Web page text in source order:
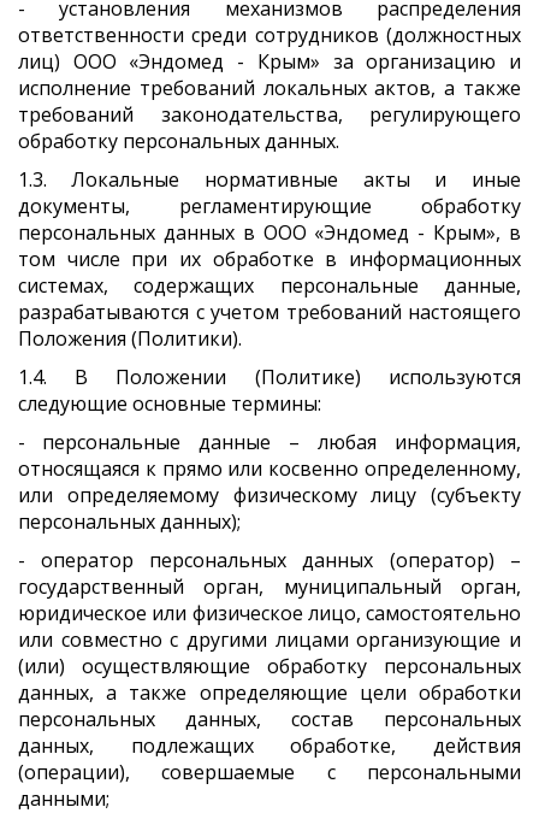
- установления механизмов распределения
ответственности среди сотрудников (должностных
лиц) ООО «Эндомед - Крым» за организацию и
исполнение требований локальных актов, а также
требований законодательства, регулирующего
обработку персональных данных.
1.3. Локальные нормативные акты и иные
документы, регламентирующие обработку
персональных данных в ООО «Эндомед - Крым», в
том числе при их обработке в информационных
системах, содержащих персональные данные,
разрабатываются с учетом требований настоящего
Положения (Политики).
1.4. В Положении (Политике) используются
следующие основные термины:
- персональные данные – любая информация,
относящаяся к прямо или косвенно определенному,
или определяемому физическому лицу (субъекту
персональных данных);
- оператор персональных данных (оператор) –
государственный орган, муниципальный орган,
юридическое или физическое лицо, самостоятельно
или совместно с другими лицами организующие и
(или) осуществляющие обработку персональных
данных, а также определяющие цели обработки
персональных данных, состав персональных
данных, подлежащих обработке, действия
(операции), совершаемые с персональными
данными;